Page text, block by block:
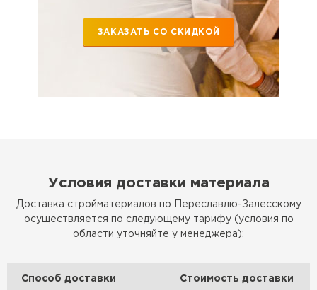
ЗАКАЗАТЬ СО СКИДКОЙ
Условия доставки материала
Доставка стройматериалов по Переславлю-Залесскому
осуществляется по следующему тарифу (условия по
области уточняйте у менеджера):
Способ доставки Стоимость доставки